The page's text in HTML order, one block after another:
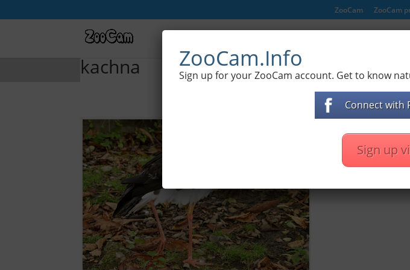
ZooCam ZooCam
kachna ZooCam.Info
Sign up for your ZooCam account. Get to know
Connect with
Sign up